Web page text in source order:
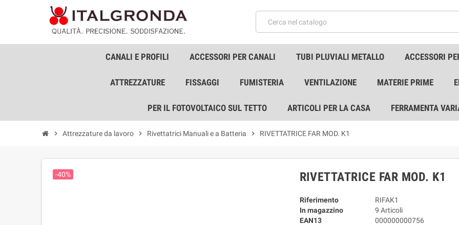
CANALI E PROFILI ACCESSORI PER CANALI TUBI PLUVIALI METALLO ACCESSORI
ATTREZZATURE FISSAGGI FUMISTERIA VENTILAZIONE MATERIE PRIME
PER IL FOTOVOLTAICO SUL TETTO ARTICOLI PER LA CASA FERRAMENTA
chevron_right Attrezzature da lavoro chevron_right Rivettatrici Manuali e a Batteria chevron_right RIVETTATRICE FAR MOD. K1
-40% RIVETTATRICE FAR MOD. K1
Riferimento
RIFAK1
In magazzino
9 Articoli
EAN13
000000000756